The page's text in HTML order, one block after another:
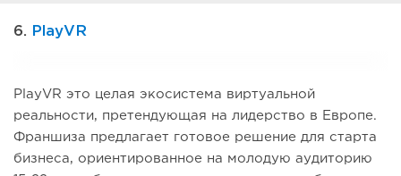
6. PlayVR
PlayVR это целая экосистема виртуальной
реальности, претендующая на лидерство в Европе.
Франшиза предлагает готовое решение для старта
бизнеса, ориентированное на молодую аудиторию